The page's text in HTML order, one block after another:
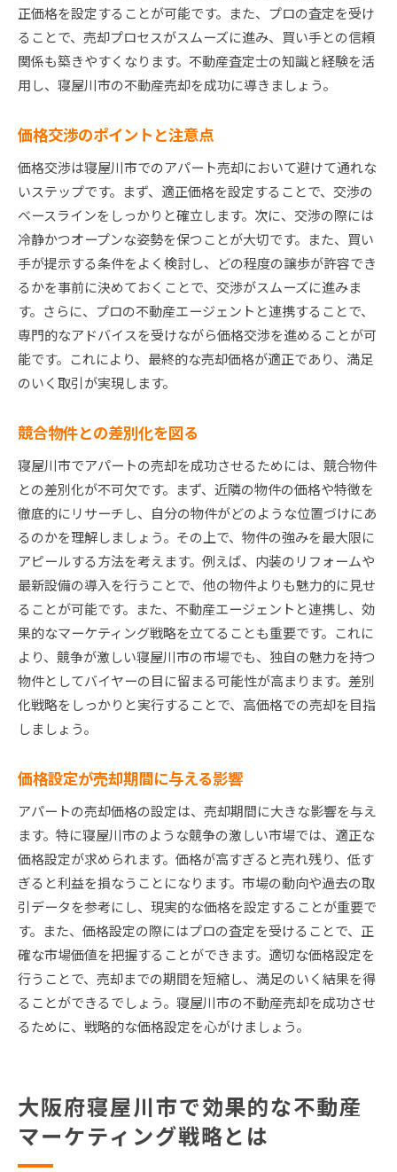
正価格を設定することが可能です。また、プロの査定を受け
ることで、売却プロセスがスムーズに進み、買い手との信頼
関係も築きやすくなります。不動産査定士の知識と経験を活
用し、寝屋川市の不動産売却を成功に導きましょう。
価格交渉のポイントと注意点
価格交渉は寝屋川市でのアパート売却において避けて通れな
いステップです。まず、適正価格を設定することで、交渉の
ベースラインをしっかりと確立します。次に、交渉の際には
冷静かつオープンな姿勢を保つことが大切です。また、買い
手が提示する条件をよく検討し、どの程度の譲歩が許容でき
るかを事前に決めておくことで、交渉がスムーズに進みま
す。さらに、プロの不動産エージェントと連携することで、
専門的なアドバイスを受けながら価格交渉を進めることが可
能です。これにより、最終的な売却価格が適正であり、満足
のいく取引が実現します。
競合物件との差別化を図る
寝屋川市でアパートの売却を成功させるためには、競合物件
との差別化が不可欠です。まず、近隣の物件の価格や特徴を
徹底的にリサーチし、自分の物件がどのような位置づけにあ
るのかを理解しましょう。その上で、物件の強みを最大限に
アピールする方法を考えます。例えば、内装のリフォームや
最新設備の導入を行うことで、他の物件よりも魅力的に見せ
ることが可能です。また、不動産エージェントと連携し、効
果的なマーケティング戦略を立てることも重要です。これに
より、競争が激しい寝屋川市の市場でも、独自の魅力を持つ
物件としてバイヤーの目に留まる可能性が高まります。差別
化戦略をしっかりと実行することで、高価格での売却を目指
しましょう。
価格設定が売却期間に与える影響
アパートの売却価格の設定は、売却期間に大きな影響を与え
ます。特に寝屋川市のような競争の激しい市場では、適正な
価格設定が求められます。価格が高すぎると売れ残り、低す
ぎると利益を損なうことになります。市場の動向や過去の取
引データを参考にし、現実的な価格を設定することが重要で
す。また、価格設定の際にはプロの査定を受けることで、正
確な市場価値を把握することができます。適切な価格設定を
行うことで、売却までの期間を短縮し、満足のいく結果を得
ることができるでしょう。寝屋川市の不動産売却を成功させ
るために、戦略的な価格設定を心がけましょう。
大阪府寝屋川市で効果的な不動産
マーケティング戦略とは